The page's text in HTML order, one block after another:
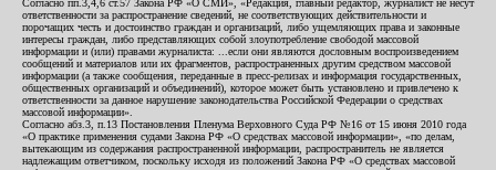
Согласно пп.3,4,6 ст.57 Закона РФ «О СМИ», «Редакция, главный редактор, журналист не несут
ответственности за распространение сведений, не соответствующих действительности и
порочащих честь и достоинство граждан и организаций, либо ущемляющих права и законные
интересы граждан, либо представляющих собой злоупотребление свободой массовой
информации и (или) правами журналиста: ...если они являются дословным воспроизведением
сообщений и материалов или их фрагментов, распространенных другим средством массовой
информации (а также сообщения, переданные в пресс-релизах и информация государственных,
общественных организаций и объединений), которое может быть установлено и привлечено к
ответственности за данное нарушение законодательства Российской Федерации о средствах
массовой информации».
Согласно абз.3, п.13 Постановления Пленума Верховного Суда РФ №16 от 15 июня 2010 года
«О практике применения судами Закона РФ «О средствах массовой информации», «по делам,
вытекающим из содержания распространенной информации, распространитель не является
надлежащим ответчиком, поскольку исходя из положений Закона РФ «О средствах массовой